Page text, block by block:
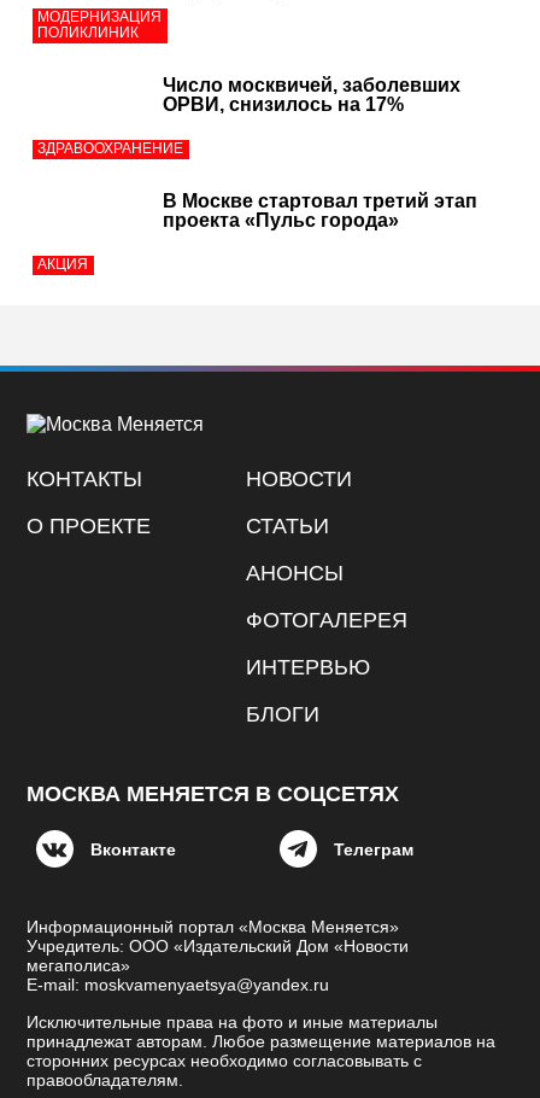
МОДЕРНИЗАЦИЯ
ПОЛИКЛИНИК
ЗДРАВООХРАНЕНИЕ
Число москвичей, заболевших
ОРВИ, снизилось на 17%
АКЦИЯ
В Москве стартовал третий этап
проекта «Пульс города»
КОНТАКТЫ
О ПРОЕКТЕ
НОВОСТИ
СТАТЬИ
АНОНСЫ
ФОТОГАЛЕРЕЯ
ИНТЕРВЬЮ
БЛОГИ
МОСКВА МЕНЯЕТСЯ В СОЦСЕТЯХ
Вконтакте Телеграм
Информационный портал «Москва Меняется»
Учредитель: ООО «Издательский Дом «Новости
мегаполиса»
E-mail: moskvamenyaetsya@yandex.ru
Исключительные права на фото и иные материалы
принадлежат авторам. Любое размещение материалов на
сторонних ресурсах необходимо согласовывать с
правообладателям.